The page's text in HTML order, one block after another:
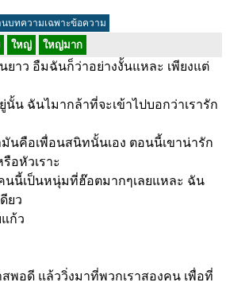
นบทความเฉพาะข้อความ
ใหญ่ ใหญ่มาก
ยาว อืมฉันก็ว่าอย่างงั้นแหละ เพียงแต่
นั้น ฉันไมากล้าที่จะเข้าไปบอกว่าเรารัก
มันคือเพื่อนสนิทนั้นเอง ตอนนี้เขาน่ารัก
อหัวเราะ
นี้เป็นหนุ่มที่ฮ๊อตมากๆเลยแหละ ฉัน
ยว
ก้ว
พอดี แล้ววิ่งมาที่พวกเราสองคน เพื่อที่